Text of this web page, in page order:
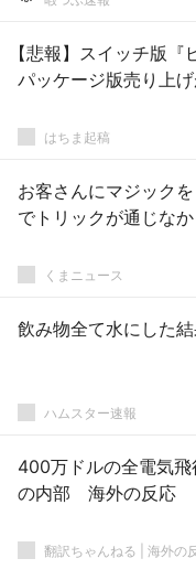
【悲報】スイッチ版
パッケージ版売り上
はちま起稿
お客さんにマジック
でトリックが通じな
くまニュース
飲み物全て水にした
ハムスター速報
400万ドルの全電気
の内部 海外の反応
翻訳ちゃんねる | 海外の